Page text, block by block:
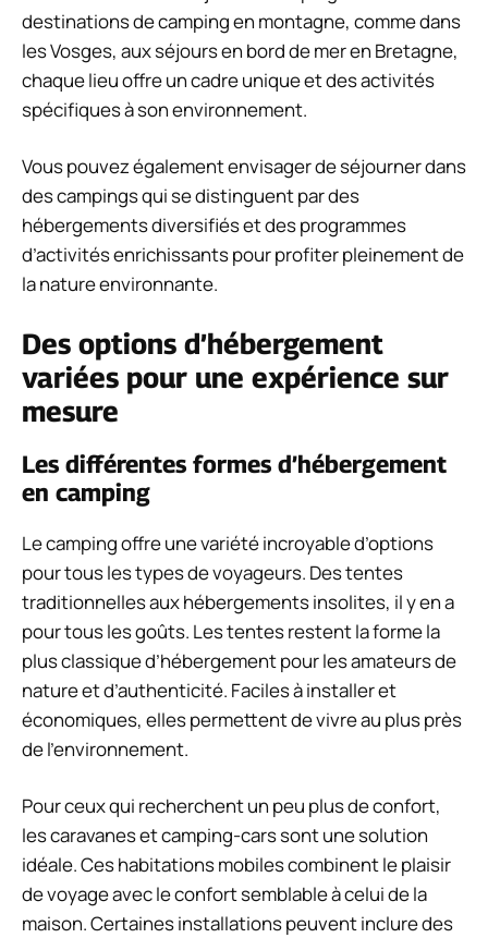
destinations de camping en montagne, comme dans
les Vosges, aux séjours en bord de mer en Bretagne,
chaque lieu offre un cadre unique et des activités
spécifiques à son environnement.
Vous pouvez également envisager de séjourner dans
des campings qui se distinguent par des
hébergements diversifiés et des programmes
d’activités enrichissants pour profiter pleinement de
la nature environnante.
Des options d’hébergement
variées pour une expérience sur
mesure
Les différentes formes d’hébergement
en camping
Le camping offre une variété incroyable d’options
pour tous les types de voyageurs. Des tentes
traditionnelles aux hébergements insolites, il y en a
pour tous les goûts. Les tentes restent la forme la
plus classique d’hébergement pour les amateurs de
nature et d’authenticité. Faciles à installer et
économiques, elles permettent de vivre au plus près
de l’environnement.
Pour ceux qui recherchent un peu plus de confort,
les caravanes et camping-cars sont une solution
idéale. Ces habitations mobiles combinent le plaisir
de voyage avec le confort semblable à celui de la
maison. Certaines installations peuvent inclure des